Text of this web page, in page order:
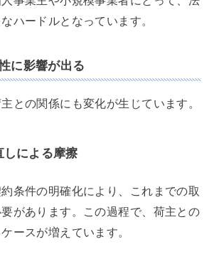
ハードルとなっています。
に影響が出る
との関係にも変化が生じています。
しによる摩擦
条件の明確化により、これまでの取
があります。この過程で、荷主との
ースが増えています。